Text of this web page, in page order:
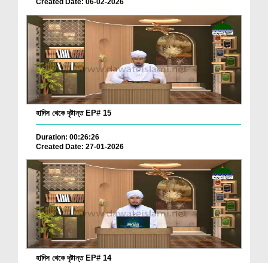
Created Date: 06-02-2026
হাদিস থেকে দৃষ্টান্ত EP# 15
Duration: 00:26:26
Created Date: 27-01-2026
হাদিস থেকে দৃষ্টান্ত EP# 14